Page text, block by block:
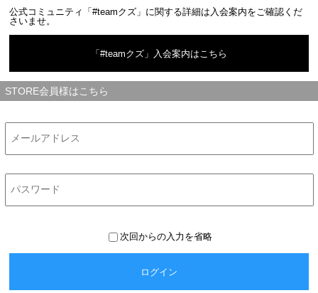
公式コミュニティ「#teamクズ」に関する詳細は入会案内をご確認くだ
さいませ。
「#teamクズ」入会案内はこちら
STORE会員様はこちら
次回からの入力を省略
ログイン